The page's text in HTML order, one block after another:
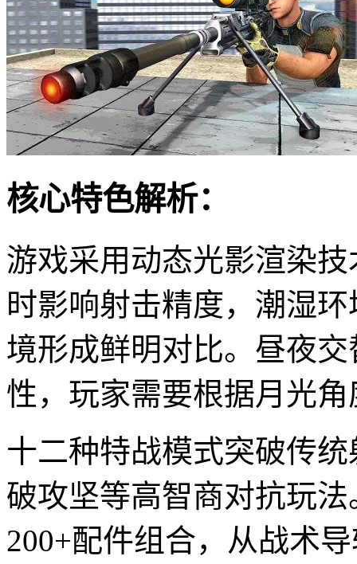
核心特色解析：
游戏采用动态光影渲染
时影响射击精度，潮湿
境形成鲜明对比。昼夜
性，玩家需要根据月光
十二种特战模式突破传
破攻坚等高智商对抗玩
200+配件组合，从战术